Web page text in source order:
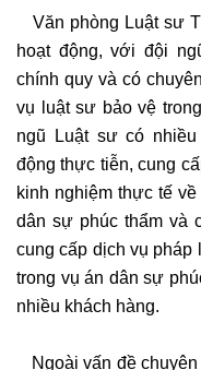
Văn phòng Luật sư
hoạt động, với đội
chính quy và có
vụ luật sư bảo vệ
ngũ Luật sư có
động thực tiễn, cung
kinh nghiệm thực tế
dân sự phúc thẩm và
cung cấp dịch vụ pháp
trong vụ án dân sự
nhiều khách hàng.
Ngoài vấn đề